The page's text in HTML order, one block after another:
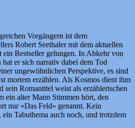
Vorgängern ist dem
Robert Seethaler mit dem aktuellen
ein Bestseller gelungen. In Abkehr von
er sich narrativ dabei dem Tod
ungewöhnlichen Perspektive, es sind
mortem erzählen. Als Kosmos dient ihm
Romantitel weist als erzählerischen
ein alter Mann Stimmen hört, den
nur «Das Feld» genannt. Kein
Tabuthema auch noch, und trotzdem